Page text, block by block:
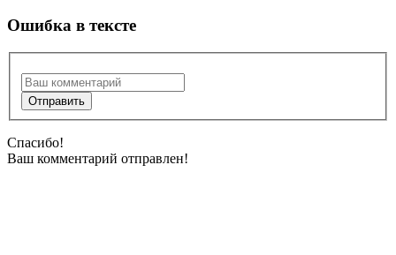
Ошибка в тексте
Спасибо!
Ваш комментарий отправлен!